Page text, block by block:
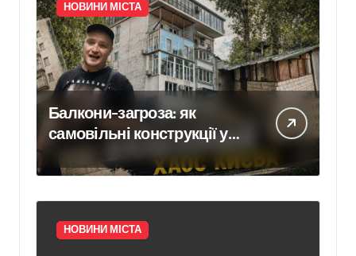
НОВИНИ МІСТА
Балкони-загроза: як
самовільні конструкції у
Києві псують фасади
будинків і ставлять під
ризик сусідів
НОВИНИ МІСТА